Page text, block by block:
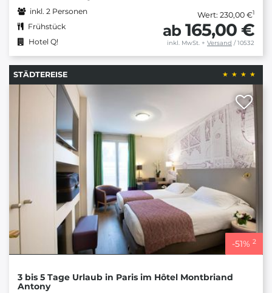
inkl. 2 Personen
Frühstück
Hotel Q!
Wert: 230,00 €1
ab 165,00 €
inkl. MwSt. + Versand / 10532
STÄDTEREISE
-51% 2
3 bis 5 Tage Urlaub in Paris im Hôtel Montbriand
Antony